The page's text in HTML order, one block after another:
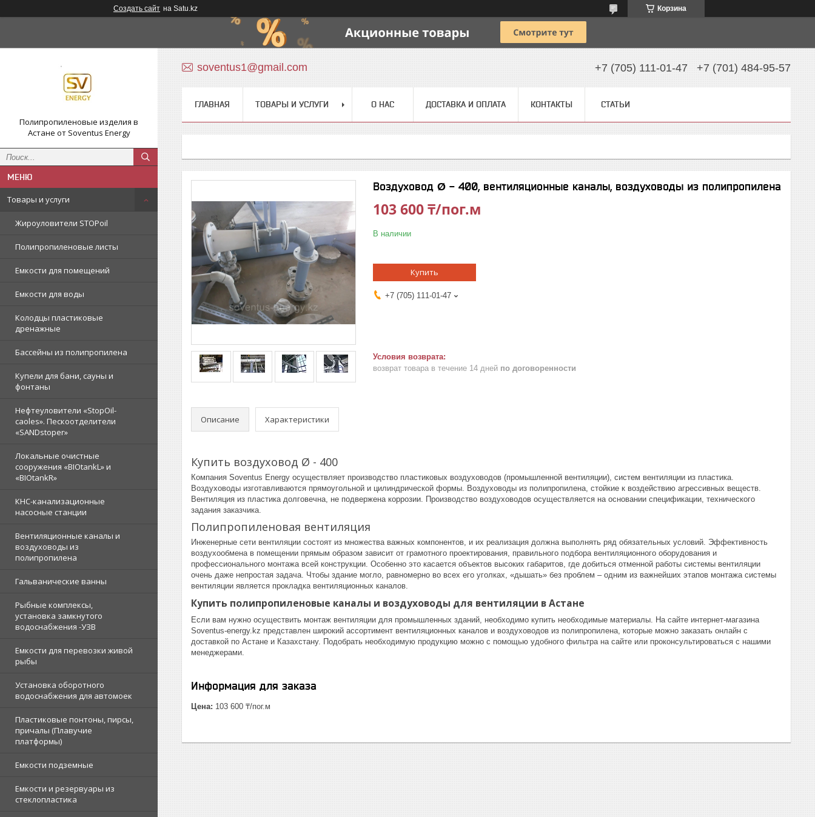
Создать сайт на Satu.kz Корзина
Полипропиленовые изделия в
Астане от Soventus Energy
Товары и услуги
Жироуловители STOPoil
Полипропиленовые листы
Емкости для помещений
Емкости для воды
Колодцы пластиковые
дренажные
Бассейны из полипропилена
Купели для бани, сауны и
фонтаны
Нефтеуловители «StopOil-
caoles». Пескоотделители
«SANDstoper»
Локальные очистные
сооружения «BIOtankL» и
«BIOtankR»
КНС-канализационные
насосные станции
Вентиляционные каналы и
воздуховоды из
полипропилена
Гальванические ванны
Рыбные комплексы,
установка замкнутого
водоснабжения -УЗВ
Емкости для перевозки живой
рыбы
Установка оборотного
водоснабжения для автомоек
Пластиковые понтоны, пирсы,
причалы (Плавучие
платформы)
Емкости подземные
Емкости и резервуары из
стеклопластика
soventus1@gmail.com +7 (705) 111-01-47 +7 (701) 484-95-57
ГЛАВНАЯ ТОВАРЫ И УСЛУГИ О НАС ДОСТАВКА И ОПЛАТА КОНТАКТЫ СТАТЬИ
Воздуховод Ø - 400, вентиляционные каналы, воздуховоды из полипропилена
103 600 ₸/пог.м
В наличии
Купить
+7 (705) 111-01-47
возврат товара в течение 14 дней по договоренности
Описание Характеристики
Купить воздуховод Ø - 400
Компания Soventus Energy осуществляет производство пластиковых воздуховодов (промышленной вентиляции), систем вентиляции из пластика.
Воздуховоды изготавливаются прямоугольной и цилиндрической формы. Воздуховоды из полипропилена, стойкие к воздействию агрессивных веществ.
Вентиляция из пластика долговечна, не подвержена коррозии. Производство воздуховодов осуществляется на основании спецификации, технического
задания заказчика.
Полипропиленовая вентиляция
Инженерные сети вентиляции состоят из множества важных компонентов, и их реализация должна выполнять ряд обязательных условий. Эффективность
воздухообмена в помещении прямым образом зависит от грамотного проектирования, правильного подбора вентиляционного оборудования и
профессионального монтажа всей конструкции. Особенно это касается объектов высоких габаритов, где добиться отменной работы системы вентиляции
очень даже непростая задача. Чтобы здание могло, равномерно во всех его уголках, «дышать» без проблем – одним из важнейших этапов монтажа системы
вентиляции является прокладка вентиляционных каналов.
Купить полипропиленовые каналы и воздуховоды для вентиляции в Астане
Если вам нужно осуществить монтаж вентиляции для промышленных зданий, необходимо купить необходимые материалы. На сайте интернет-магазина
Soventus-energy.kz представлен широкий ассортимент вентиляционных каналов и воздуховодов из полипропилена, которые можно заказать онлайн с
доставкой по Астане и Казахстану. Подобрать необходимую продукцию можно с помощью удобного фильтра на сайте или проконсультироваться с нашими
менеджерами.
Информация для заказа
Цена: 103 600 ₸/пог.м